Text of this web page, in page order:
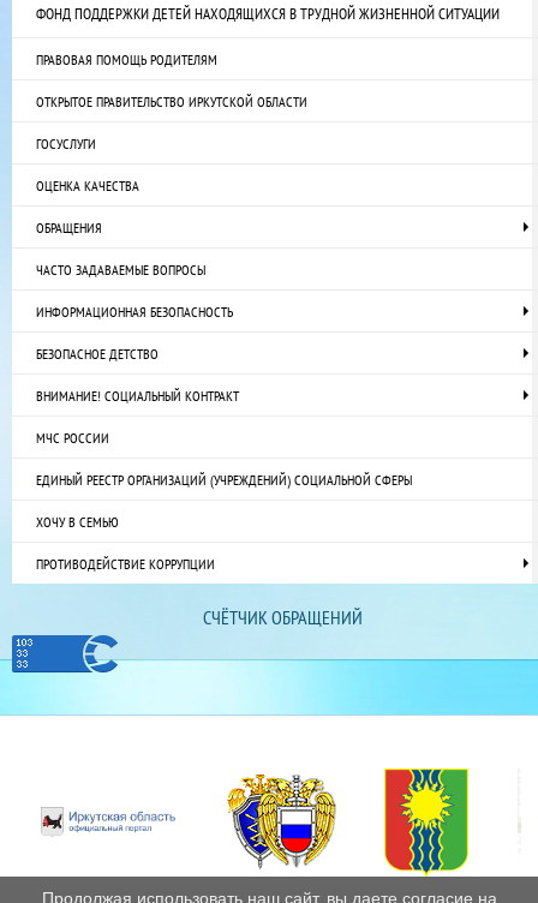
ФОНД ПОДДЕРЖКИ ДЕТЕЙ НАХОДЯЩИХСЯ В ТРУДНОЙ ЖИЗНЕННОЙ СИТУАЦИИ
ПРАВОВАЯ ПОМОЩЬ РОДИТЕЛЯМ
ОТКРЫТОЕ ПРАВИТЕЛЬСТВО ИРКУТСКОЙ ОБЛАСТИ
ГОСУСЛУГИ
ОЦЕНКА КАЧЕСТВА
ОБРАЩЕНИЯ
ЧАСТО ЗАДАВАЕМЫЕ ВОПРОСЫ
ИНФОРМАЦИОННАЯ БЕЗОПАСНОСТЬ
БЕЗОПАСНОЕ ДЕТСТВО
ВНИМАНИЕ! СОЦИАЛЬНЫЙ КОНТРАКТ
МЧС РОССИИ
ЕДИНЫЙ РЕЕСТР ОРГАНИЗАЦИЙ (УЧРЕЖДЕНИЙ) СОЦИАЛЬНОЙ СФЕРЫ
ХОЧУ В СЕМЬЮ
ПРОТИВОДЕЙСТВИЕ КОРРУПЦИИ
СЧЁТЧИК ОБРАЩЕНИЙ
Продолжая использовать наш сайт, вы даете согласие на